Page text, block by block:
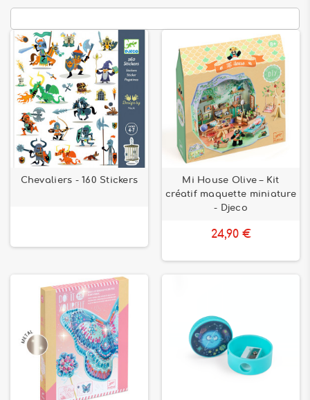
Chevaliers - 160 Stickers
Mi House Olive – Kit
créatif maquette miniature
- Djeco
24,90 €